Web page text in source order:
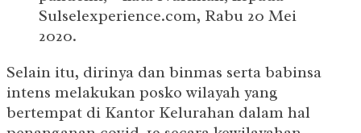
Sulselexperience.com, Rabu 20 Mei
2020.
Selain itu, dirinya dan binmas serta babinsa
intens melakukan posko wilayah yang
bertempat di Kantor Kelurahan dalam hal